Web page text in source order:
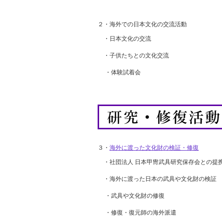
２・海外での日本文化の交流活動
・日本文化の交流
・子供たちとの文化交流
・体験試着会
３・ 海外に渡った文化財の検証・修復
・社団法人 日本甲冑武具研究保存会との提
・海外に渡った日本の武具や文化財の検証
・武具や文化財の修復
・修復・復元師の海外派遣